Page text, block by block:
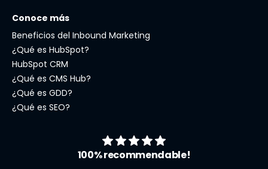
Conoce más
Beneficios del Inbound Marketing
¿Qué es HubSpot?
HubSpot CRM
¿Qué es CMS Hub?
¿Qué es GDD?
¿Qué es SEO?
100% recommendable!